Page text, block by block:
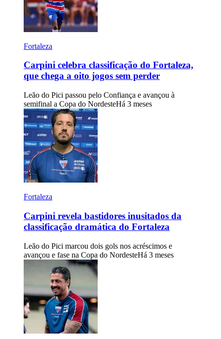
Fortaleza
Carpini celebra classificação do Fortaleza,
que chega a oito jogos sem perder
Leão do Pici passou pelo Confiança e avançou à
semifinal a Copa do NordesteHá 3 meses
Fortaleza
Carpini revela bastidores inusitados da
classificação dramática do Fortaleza
Leão do Pici marcou dois gols nos acréscimos e
avançou e fase na Copa do NordesteHá 3 meses